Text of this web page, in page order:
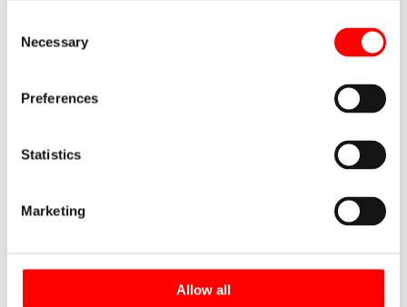
Selection
Necessary
Preferences
Statistics
Marketing
Allow all
Tu dirección de correo electrónico no será publicada.
Los